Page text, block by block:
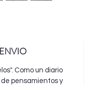
Como un diario
pensamientos y